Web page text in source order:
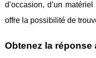
d’occasion, d’un
offre la possibilité de
Obtenez la